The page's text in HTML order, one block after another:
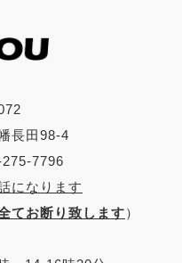
長田98-4
7796
になります
てお断り致します）